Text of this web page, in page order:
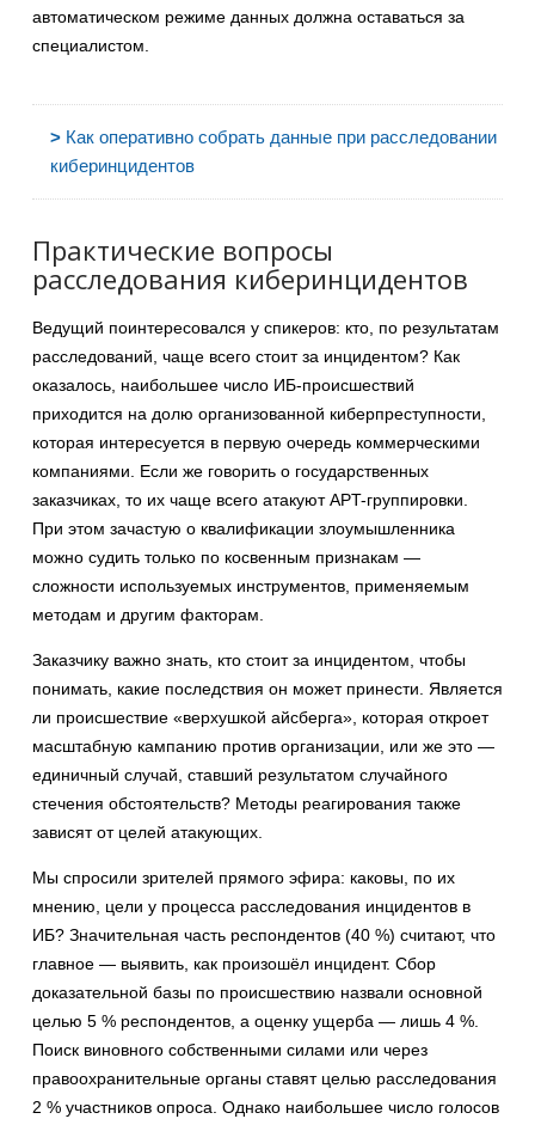
автоматическом режиме данных должна оставаться за
специалистом.
> Как оперативно собрать данные при расследовании
киберинцидентов
Практические вопросы
расследования киберинцидентов
Ведущий поинтересовался у спикеров: кто, по результатам
расследований, чаще всего стоит за инцидентом? Как
оказалось, наибольшее число ИБ-происшествий
приходится на долю организованной киберпреступности,
которая интересуется в первую очередь коммерческими
компаниями. Если же говорить о государственных
заказчиках, то их чаще всего атакуют APT-группировки.
При этом зачастую о квалификации злоумышленника
можно судить только по косвенным признакам —
сложности используемых инструментов, применяемым
методам и другим факторам.
Заказчику важно знать, кто стоит за инцидентом, чтобы
понимать, какие последствия он может принести. Является
ли происшествие «верхушкой айсберга», которая откроет
масштабную кампанию против организации, или же это —
единичный случай, ставший результатом случайного
стечения обстоятельств? Методы реагирования также
зависят от целей атакующих.
Мы спросили зрителей прямого эфира: каковы, по их
мнению, цели у процесса расследования инцидентов в
ИБ? Значительная часть респондентов (40 %) считают, что
главное — выявить, как произошёл инцидент. Сбор
доказательной базы по происшествию назвали основной
целью 5 % респондентов, а оценку ущерба — лишь 4 %.
Поиск виновного собственными силами или через
правоохранительные органы ставят целью расследования
2 % участников опроса. Однако наибольшее число голосов